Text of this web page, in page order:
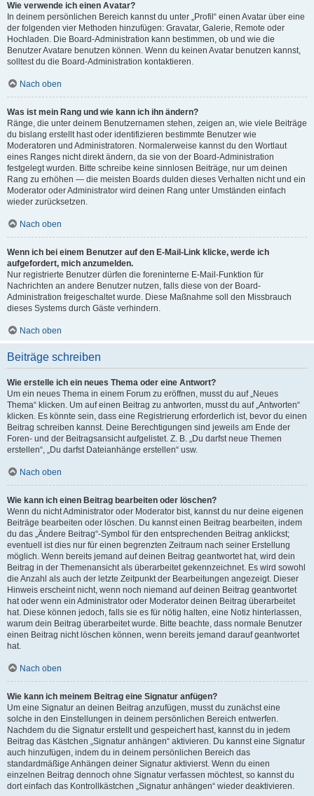
Wie verwende ich einen Avatar?
In deinem persönlichen Bereich kannst du unter „Profil“ einen Avatar über eine
der folgenden vier Methoden hinzufügen: Gravatar, Galerie, Remote oder
Hochladen. Die Board-Administration kann bestimmen, ob und wie die
Benutzer Avatare benutzen können. Wenn du keinen Avatar benutzen kannst,
solltest du die Board-Administration kontaktieren.
Nach oben
Was ist mein Rang und wie kann ich ihn ändern?
Ränge, die unter deinem Benutzernamen stehen, zeigen an, wie viele Beiträge
du bislang erstellt hast oder identifizieren bestimmte Benutzer wie
Moderatoren und Administratoren. Normalerweise kannst du den Wortlaut
eines Ranges nicht direkt ändern, da sie von der Board-Administration
festgelegt wurden. Bitte schreibe keine sinnlosen Beiträge, nur um deinen
Rang zu erhöhen — die meisten Boards dulden dieses Verhalten nicht und ein
Moderator oder Administrator wird deinen Rang unter Umständen einfach
wieder zurücksetzen.
Nach oben
Wenn ich bei einem Benutzer auf den E-Mail-Link klicke, werde ich
aufgefordert, mich anzumelden.
Nur registrierte Benutzer dürfen die foreninterne E-Mail-Funktion für
Nachrichten an andere Benutzer nutzen, falls diese von der Board-
Administration freigeschaltet wurde. Diese Maßnahme soll den Missbrauch
dieses Systems durch Gäste verhindern.
Nach oben
Beiträge schreiben
Wie erstelle ich ein neues Thema oder eine Antwort?
Um ein neues Thema in einem Forum zu eröffnen, musst du auf „Neues
Thema“ klicken. Um auf einen Beitrag zu antworten, musst du auf „Antworten“
klicken. Es könnte sein, dass eine Registrierung erforderlich ist, bevor du einen
Beitrag schreiben kannst. Deine Berechtigungen sind jeweils am Ende der
Foren- und der Beitragsansicht aufgelistet. Z. B. „Du darfst neue Themen
erstellen“, „Du darfst Dateianhänge erstellen“ usw.
Nach oben
Wie kann ich einen Beitrag bearbeiten oder löschen?
Wenn du nicht Administrator oder Moderator bist, kannst du nur deine eigenen
Beiträge bearbeiten oder löschen. Du kannst einen Beitrag bearbeiten, indem
du das „Ändere Beitrag“-Symbol für den entsprechenden Beitrag anklickst;
eventuell ist dies nur für einen begrenzten Zeitraum nach seiner Erstellung
möglich. Wenn bereits jemand auf deinen Beitrag geantwortet hat, wird dein
Beitrag in der Themenansicht als überarbeitet gekennzeichnet. Es wird sowohl
die Anzahl als auch der letzte Zeitpunkt der Bearbeitungen angezeigt. Dieser
Hinweis erscheint nicht, wenn noch niemand auf deinen Beitrag geantwortet
hat oder wenn ein Administrator oder Moderator deinen Beitrag überarbeitet
hat. Diese können jedoch, falls sie es für nötig halten, eine Notiz hinterlassen,
warum dein Beitrag überarbeitet wurde. Bitte beachte, dass normale Benutzer
einen Beitrag nicht löschen können, wenn bereits jemand darauf geantwortet
hat.
Nach oben
Wie kann ich meinem Beitrag eine Signatur anfügen?
Um eine Signatur an deinen Beitrag anzufügen, musst du zunächst eine
solche in den Einstellungen in deinem persönlichen Bereich entwerfen.
Nachdem du die Signatur erstellt und gespeichert hast, kannst du in jedem
Beitrag das Kästchen „Signatur anhängen“ aktivieren. Du kannst eine Signatur
auch hinzufügen, indem du in deinem persönlichen Bereich das
standardmäßige Anhängen deiner Signatur aktivierst. Wenn du einen
einzelnen Beitrag dennoch ohne Signatur verfassen möchtest, so kannst du
dort einfach das Kontrollkästchen „Signatur anhängen“ wieder deaktivieren.